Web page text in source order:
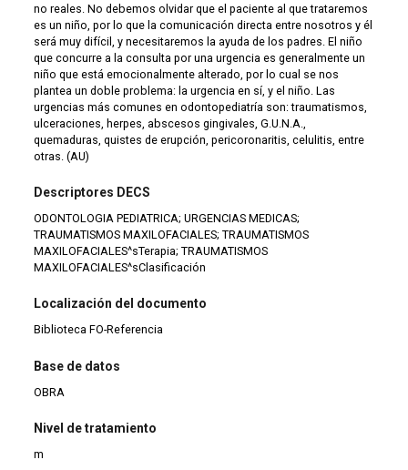
no reales. No debemos olvidar que el paciente al que trataremos
es un niño, por lo que la comunicación directa entre nosotros y él
será muy difícil, y necesitaremos la ayuda de los padres. El niño
que concurre a la consulta por una urgencia es generalmente un
niño que está emocionalmente alterado, por lo cual se nos
plantea un doble problema: la urgencia en sí, y el niño. Las
urgencias más comunes en odontopediatría son: traumatismos,
ulceraciones, herpes, abscesos gingivales, G.U.N.A.,
quemaduras, quistes de erupción, pericoronaritis, celulitis, entre
otras. (AU)
Descriptores DECS
ODONTOLOGIA PEDIATRICA; URGENCIAS MEDICAS;
TRAUMATISMOS MAXILOFACIALES; TRAUMATISMOS
MAXILOFACIALES^sTerapia; TRAUMATISMOS
MAXILOFACIALES^sClasificación
Localización del documento
Biblioteca FO-Referencia
Base de datos
OBRA
Nivel de tratamiento
m